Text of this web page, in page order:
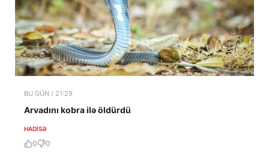
BU GÜN / 21:29
Arvadını kobra ilə öldürdü
HADISƏ
0 0